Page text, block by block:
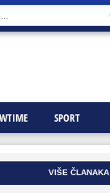
SPORT
VIŠE ČLANAKA